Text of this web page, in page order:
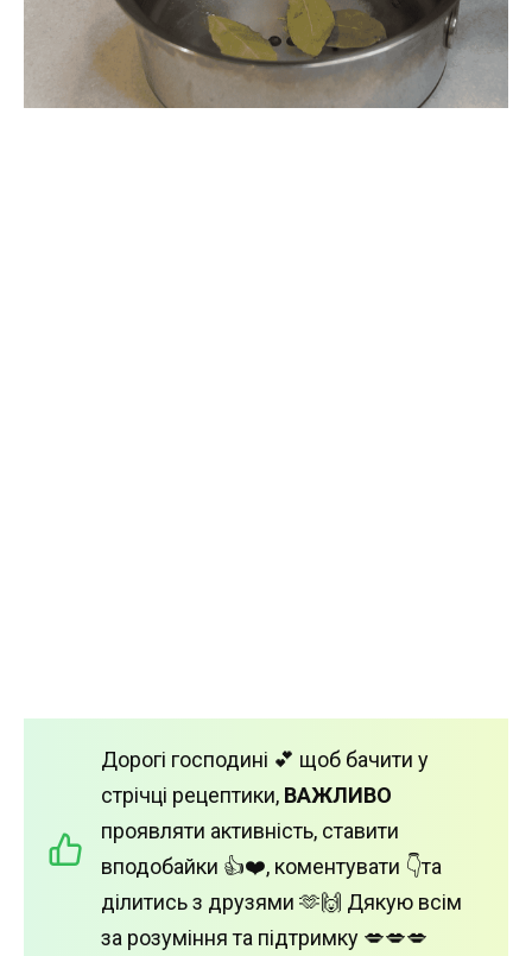
Дорогі господині 💕 щоб бачити у
стрічці рецептики, ВАЖЛИВО
проявляти активність, ставити
вподобайки 👍❤️, коментувати 👇та
ділитись з друзями 🫶🙌 Дякую всім
за розуміння та підтримку 💋💋💋